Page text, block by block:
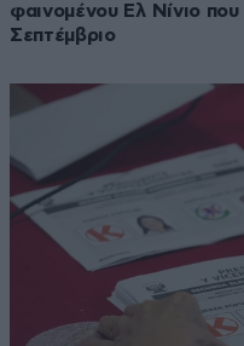
φαινομένου Ελ Νίνιο
Σεπτέμβριο